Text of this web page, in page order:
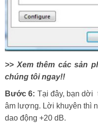
>> Xem thêm các sản
chúng tôi ngay!!
Bước 6: Tại đây, bạn dời
âm lượng. Lời khuyên thì
dao động +20 dB.